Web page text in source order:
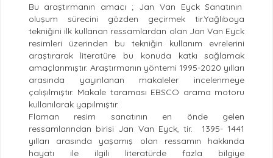
Bu araştırmanın amacı ; Jan Van Eyck Sanatının
oluşum sürecini gözden geçirmek tir.Yağlıboya
tekniğini ilk kullanan ressamlardan olan Jan Van Eyck
resimleri üzerinden bu tekniğin kullanım evrelerini
araştırarak literatüre bu konuda katkı sağlamak
amaçlanmıştır. Araştırmanın yöntemi 1995-2020 yılları
arasında yayınlanan makaleler incelenmeye
çalışılmıştır. Makale taraması EBSCO arama motoru
kullanılarak yapılmıştır.
Flaman resim sanatının en önde gelen
ressamlarından birisi Jan Van Eyck, tir. 1395- 1441
yılları arasında yaşamış olan ressamın hakkında
hayatı ile ilgili literatürde fazla bilgiye